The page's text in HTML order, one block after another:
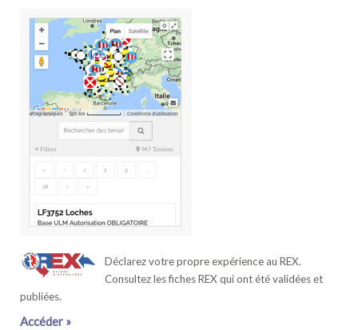
Déclarez votre propre expérience au REX.
Consultez les fiches REX qui ont été validées et
publiées.
Accéder »